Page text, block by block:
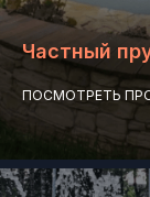
Частный
ПОСМОТРЕТЬ